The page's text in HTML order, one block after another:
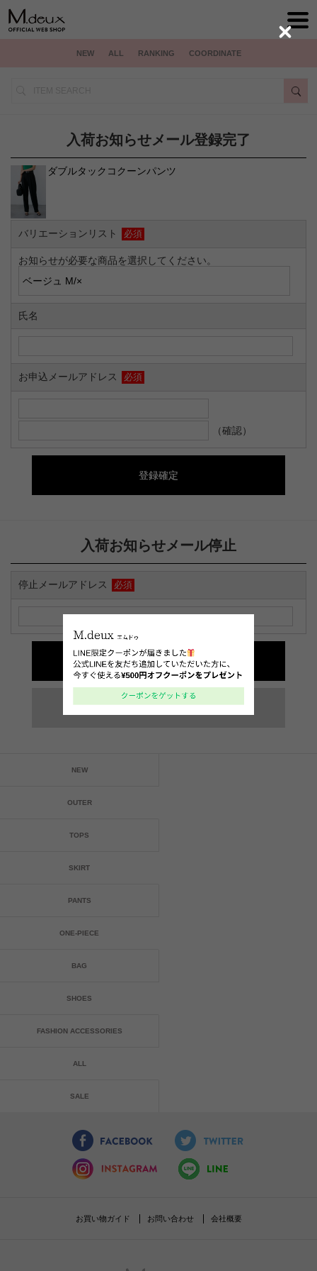
NEW ALL RANKING COORDINATE
入荷お知らせメール登録完了
ダブルタックコクーンパンツ
バリエーションリスト 必須
お知らせが必要な商品を選択してください。
氏名
お申込メールアドレス 必須
（確認）
入荷お知らせメール停止
停止メールアドレス 必須
NEW
OUTER
TOPS
SKIRT
PANTS
ONE-PIECE
BAG
SHOES
FASHION ACCESSORIES
ALL
SALE
お買い物ガイド お問い合わせ 会社概要
Close